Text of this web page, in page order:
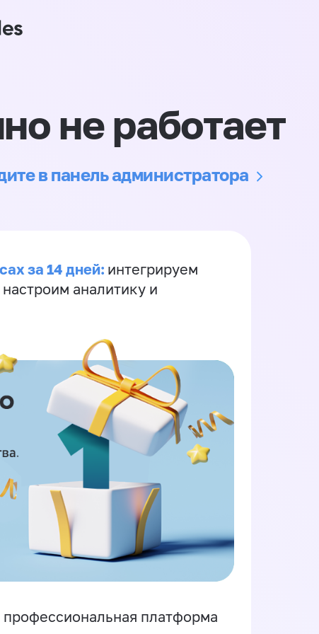
не работает
в панель администратора
за 14 дней: интегрируем
аналитику и
профессиональная платформа